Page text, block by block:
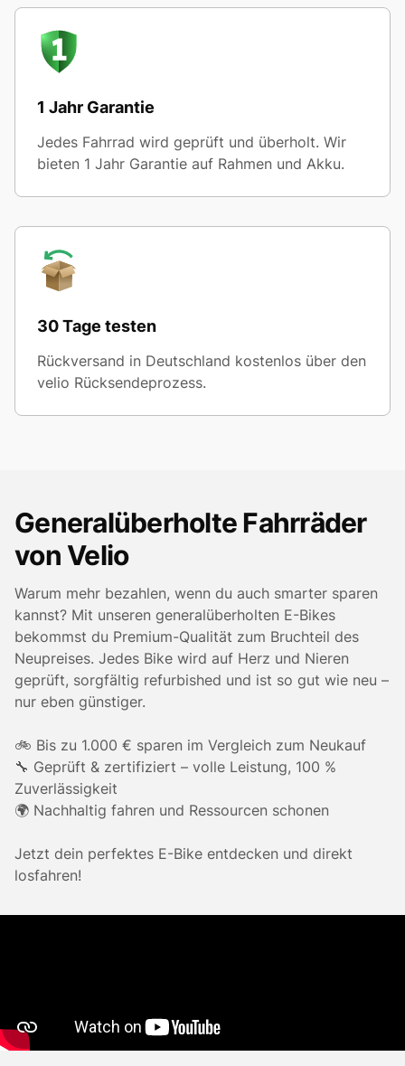
1 Jahr Garantie
Jedes Fahrrad wird geprüft und überholt. Wir
bieten 1 Jahr Garantie auf Rahmen und Akku.
30 Tage testen
Rückversand in Deutschland kostenlos über den
velio Rücksendeprozess.
Generalüberholte Fahrräder
von Velio
Warum mehr bezahlen, wenn du auch smarter sparen
kannst? Mit unseren generalüberholten E-Bikes
bekommst du Premium-Qualität zum Bruchteil des
Neupreises. Jedes Bike wird auf Herz und Nieren
geprüft, sorgfältig refurbished und ist so gut wie neu –
nur eben günstiger.
🚲 Bis zu 1.000 € sparen im Vergleich zum Neukauf
🔧 Geprüft & zertifiziert – volle Leistung, 100 %
Zuverlässigkeit
🌍 Nachhaltig fahren und Ressourcen schonen
Jetzt dein perfektes E-Bike entdecken und direkt
losfahren!